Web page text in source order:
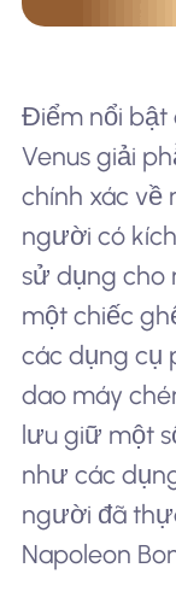
Điểm nổi bật
Venus giải
chính xác về
người có
sử dụng cho
một chiếc
các dụng cụ
dao máy
lưu giữ một
như các
người đã
Napoleon